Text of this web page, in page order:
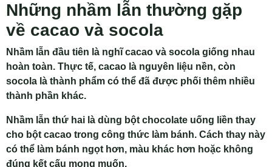
Những nhầm lẫn thường gặp
về cacao và socola
Nhầm lẫn đầu tiên là nghĩ cacao và socola giống nhau
hoàn toàn. Thực tế, cacao là nguyên liệu nền, còn
socola là thành phẩm có thể đã được phối thêm nhiều
thành phần khác.
Nhầm lẫn thứ hai là dùng bột chocolate uống liền thay
cho bột cacao trong công thức làm bánh. Cách thay này
có thể làm bánh ngọt hơn, màu khác hơn hoặc không
đúng kết cấu mong muốn.